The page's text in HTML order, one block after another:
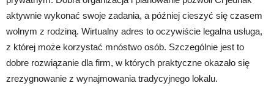
aktywnie wykonać swoje zadania, a później cieszyć się czasem
wolnym z rodziną. Wirtualny adres to oczywiście legalna usługa,
z której może korzystać mnóstwo osób. Szczególnie jest to
dobre rozwiązanie dla firm, w których praktyczne okazało się
zrezygnowanie z wynajmowania tradycyjnego lokalu.